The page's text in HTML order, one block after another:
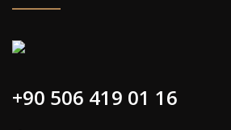
+90 506 419 01 16